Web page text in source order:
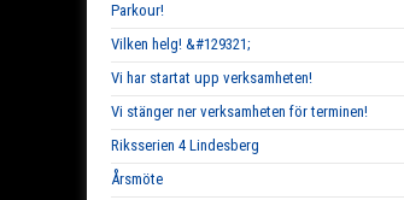
Parkour!
Vilken helg! &#129321;
Vi har startat upp verksamheten!
Vi stänger ner verksamheten för terminen!
Riksserien 4 Lindesberg
Årsmöte